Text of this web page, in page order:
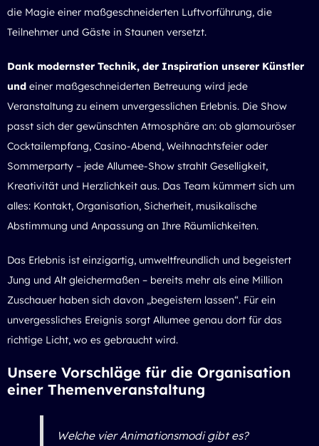
die Magie einer maßgeschneiderten Luftvorführung, die
Teilnehmer und Gäste in Staunen versetzt.
Dank modernster Technik, der Inspiration unserer Künstler
und einer maßgeschneiderten Betreuung wird jede
Veranstaltung zu einem unvergesslichen Erlebnis. Die Show
passt sich der gewünschten Atmosphäre an: ob glamouröser
Cocktailempfang, Casino-Abend, Weihnachtsfeier oder
Sommerparty – jede Allumee-Show strahlt Geselligkeit,
Kreativität und Herzlichkeit aus. Das Team kümmert sich um
alles: Kontakt, Organisation, Sicherheit, musikalische
Abstimmung und Anpassung an Ihre Räumlichkeiten.
Das Erlebnis ist einzigartig, umweltfreundlich und begeistert
Jung und Alt gleichermaßen – bereits mehr als eine Million
Zuschauer haben sich davon „begeistern lassen“. Für ein
unvergessliches Ereignis sorgt Allumee genau dort für das
richtige Licht, wo es gebraucht wird.
Unsere Vorschläge für die Organisation
einer Themenveranstaltung
Welche vier Animationsmodi gibt es?